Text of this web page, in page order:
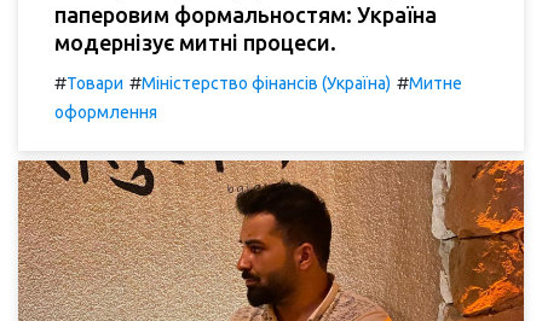
паперовим формальностям: Україна
модернізує митні процеси.
#Товари #Міністерство фінансів (Україна) #Митне
оформлення